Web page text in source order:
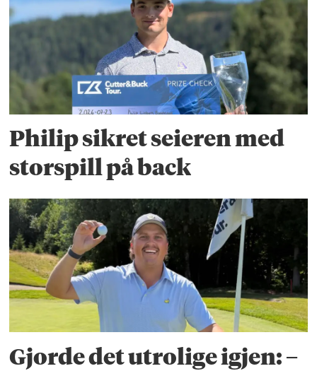
Philip sikret seieren med
storspill på back
Gjorde det utrolige igjen: –